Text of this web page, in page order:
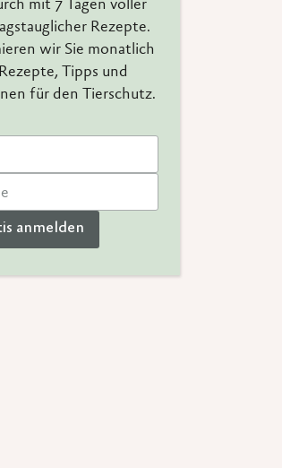
mit 7 Tagen voller
Rezepte.
wir Sie monatlich
Tipps und
für den Tierschutz.
anmelden